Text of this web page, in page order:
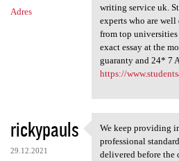
Adres
writing service uk.
experts who are
from top
exact essay at the
guaranty and 24* 7
https://
rickypauls
29.12.2021
We keep
We keep providing
professional
delivered before the